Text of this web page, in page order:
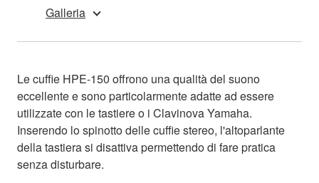
Galleria
Le cuffie HPE-150 offrono una qualità del suono
eccellente e sono particolarmente adatte ad essere
utilizzate con le tastiere o i Clavinova Yamaha.
Inserendo lo spinotto delle cuffie stereo, l'altoparlante
della tastiera si disattiva permettendo di fare pratica
senza disturbare.